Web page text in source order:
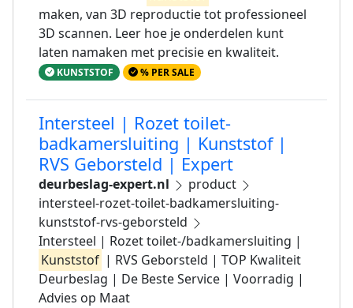
maken, van 3D reproductie tot professioneel
3D scannen. Leer hoe je onderdelen kunt
laten namaken met precisie en kwaliteit.
KUNSTSTOF % PER SALE
Intersteel | Rozet toilet-
badkamersluiting | Kunststof |
RVS Geborsteld | Expert
deurbeslag-expert.nl
product
intersteel-rozet-toilet-badkamersluiting-
kunststof-rvs-geborsteld
Intersteel | Rozet toilet-/badkamersluiting |
Kunststof | RVS Geborsteld | TOP Kwaliteit
Deurbeslag | De Beste Service | Voorradig |
Advies op Maat